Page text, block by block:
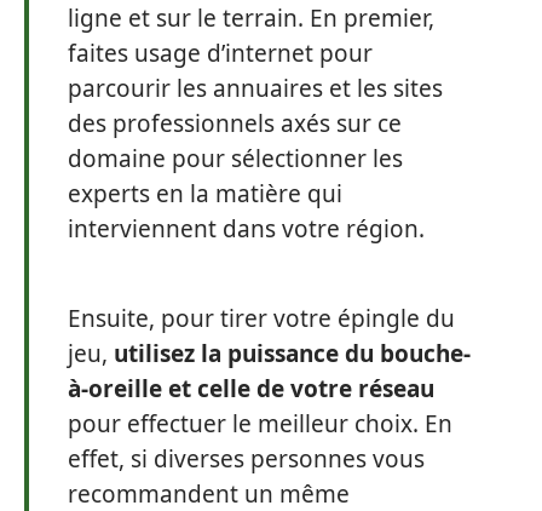
ligne et sur le terrain. En premier,
faites usage d’internet pour
parcourir les annuaires et les sites
des professionnels axés sur ce
domaine pour sélectionner les
experts en la matière qui
interviennent dans votre région.
Ensuite, pour tirer votre épingle du
jeu, utilisez la puissance du bouche-
à-oreille et celle de votre réseau
pour effectuer le meilleur choix. En
effet, si diverses personnes vous
recommandent un même